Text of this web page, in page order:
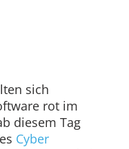
sich
rot im
diesem Tag
Cyber